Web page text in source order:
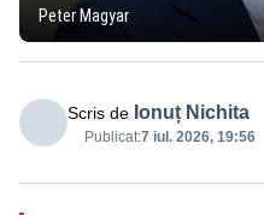
Peter Magyar
Scris de Ionuț Nichita
Publicat:7 iul. 2026, 19:56